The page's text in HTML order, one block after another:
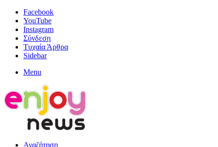
Facebook
YouTube
Instagram
Σύνδεση
Τυχαία Άρθρα
Sidebar
Menu
Αναζήτηση